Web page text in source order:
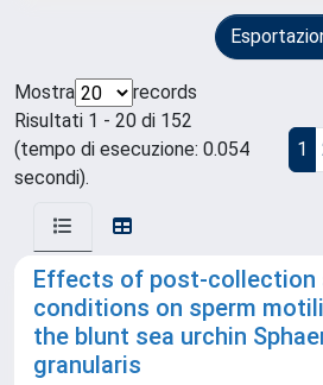
Mostra
records
Risultati 1 - 20 di 152
(tempo di esecuzione: 0.054
secondi).
1
Effects of post-collection
conditions on sperm
the blunt sea urchin
granularis